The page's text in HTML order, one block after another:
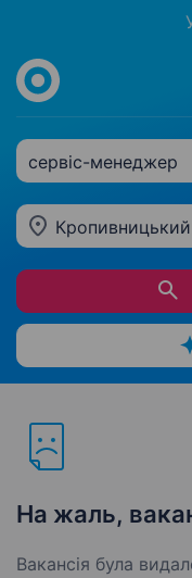
сервіс-менеджер
Кропивницький
На жаль,
Вакансія була